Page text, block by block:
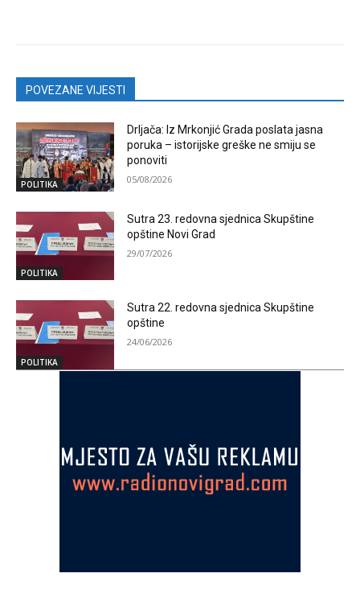
POVEZANE VIJESTI
POLITIKA
Drljača: Iz Mrkonjić Grada poslata jasna
poruka – istorijske greške ne smiju se
ponoviti
05/08/2026
POLITIKA
Sutra 23. redovna sjednica Skupštine
opštine Novi Grad
29/07/2026
POLITIKA
Sutra 22. redovna sjednica Skupštine
opštine
24/06/2026